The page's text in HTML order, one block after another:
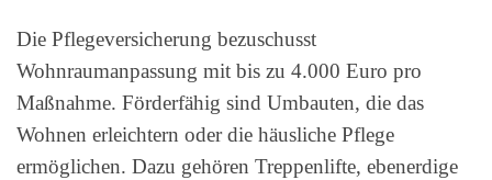
Die Pflegeversicherung bezuschusst
Wohnraumanpassung mit bis zu 4.000 Euro pro
Maßnahme. Förderfähig sind Umbauten, die das
Wohnen erleichtern oder die häusliche Pflege
ermöglichen. Dazu gehören Treppenlifte, ebenerdige